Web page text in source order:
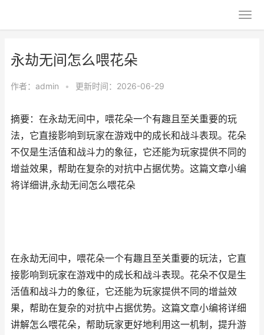
永劫无间怎么喂花朵
作者： admin • 更新时间：2026-06-29
摘要：在永劫无间中，喂花朵一个有趣且至关重要的玩
法，它直接影响到玩家在游戏中的成长和战斗表现。花朵
不仅是生活值和战斗力的象征，它还能为玩家提供不同的
增益效果，帮助在复杂的对抗中占据优势。这篇文章小编
将详细讲,永劫无间怎么喂花朵
在永劫无间中，喂花朵一个有趣且至关重要的玩法，它直
接影响到玩家在游戏中的成长和战斗表现。花朵不仅是生
活值和战斗力的象征，它还能为玩家提供不同的增益效
果，帮助在复杂的对抗中占据优势。这篇文章小编将详细
讲解怎么喂花朵，帮助玩家更好地利用这一机制，提升游